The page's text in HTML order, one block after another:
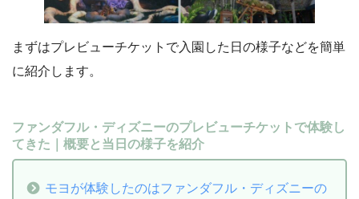
まずはプレビューチケットで入園した日の様子などを簡単
に紹介します。
ファンダフル・ディズニーのプレビューチケットで体験し
てきた｜概要と当日の様子を紹介
モヨが体験したのはファンダフル・ディズニーの